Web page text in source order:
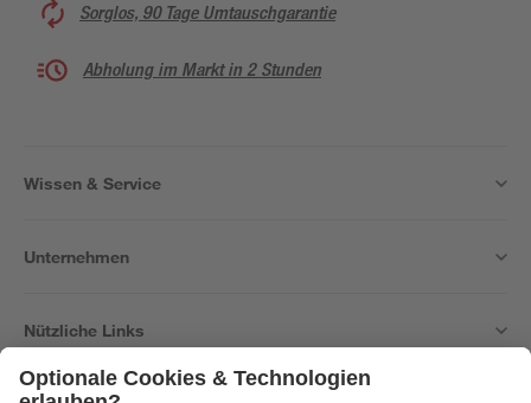
Sorglos, 90 Tage Umtauschgarantie
Abholung im Markt in 2 Stunden
Wissen & Service
Unternehmen
Nützliche Links